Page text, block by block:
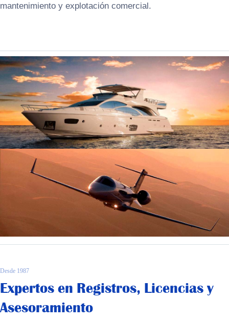
mantenimiento y explotación comercial.
Desde 1987
Expertos en Registros, Licencias y
Asesoramiento